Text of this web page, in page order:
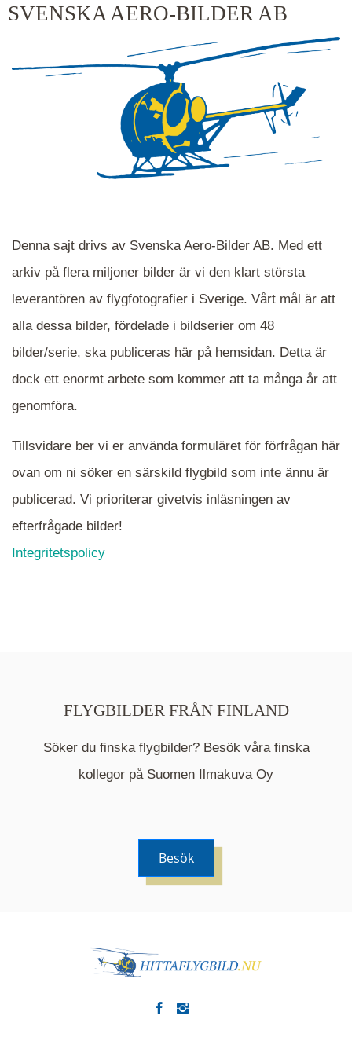
När du ser blåa, röda eller gröna mappar är det
närmare det område Du söker och klicka på
mappen.
Mappen är en medelpunkt över fotat område och
kommer nu visa de fastigheter som finns just här.
SVENSKA AERO-BILDER AB
Denna sajt drivs av Svenska Aero-Bilder AB. Med ett
arkiv på flera miljoner bilder är vi den klart största
leverantören av flygfotografier i Sverige. Vårt mål är att
alla dessa bilder, fördelade i bildserier om 48
bilder/serie, ska publiceras här på hemsidan. Detta är
dock ett enormt arbete som kommer att ta många år att
genomföra.
Tillsvidare ber vi er använda formuläret för förfrågan här
ovan om ni söker en särskild flygbild som inte ännu är
publicerad. Vi prioriterar givetvis inläsningen av
efterfrågade bilder!
Integritetspolicy
FLYGBILDER FRÅN FINLAND
Söker du finska flygbilder? Besök våra finska
kollegor på Suomen Ilmakuva Oy
Besök